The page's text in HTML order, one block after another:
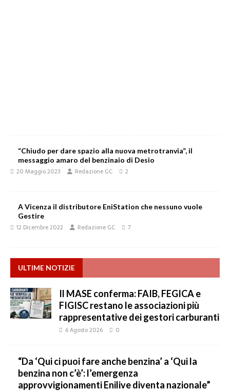
“Chiudo per dare spazio alla nuova metrotranvia”, il
messaggio amaro del benzinaio di Desio
20 Maggio 2023 Redazione GC 2
A Vicenza il distributore EniStation che nessuno vuole
Gestire
12 Dicembre 2022 Redazione GC 7
ULTIME NOTIZIE
Il MASE conferma: FAIB, FEGICA e
FIGISC restano le associazioni più
rappresentative dei gestori carburanti
6 Agosto 2026 0
“Da ‘Qui ci puoi fare anche benzina’ a ‘Qui la
benzina non c’è’: l’emergenza
approvvigionamenti Enilive diventa nazionale”